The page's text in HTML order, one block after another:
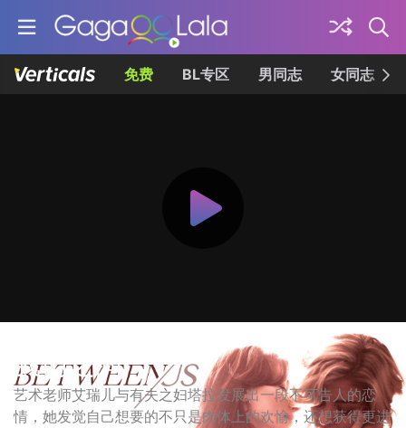
免费 BL专区 男同志 女同志
我们之间
艺术老师艾瑞儿与有夫之妇塔拉发展出一段不可告人的恋
情，她发觉自己想要的不只是肉体上的欢愉，还想获得更进